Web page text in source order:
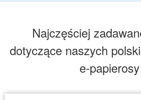
Najczęściej
dotyczące naszych
e-papierosy